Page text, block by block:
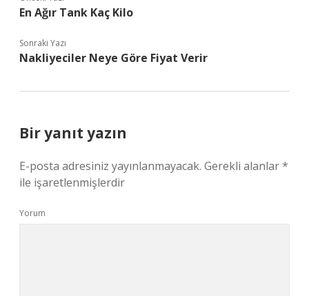
En Ağır Tank Kaç Kilo
Sonraki Yazı
Nakliyeciler Neye Göre Fiyat Verir
Bir yanıt yazın
E-posta adresiniz yayınlanmayacak. Gerekli alanlar*
ile işaretlenmişlerdir
Yorum